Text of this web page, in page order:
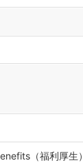
（福利厚生）